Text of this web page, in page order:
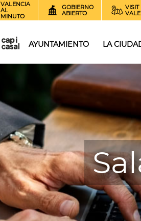
VALENCIA
AL
MINUTO
GOBIERNO
ABIERTO
VISIT
AYUNTAMIENTO LA